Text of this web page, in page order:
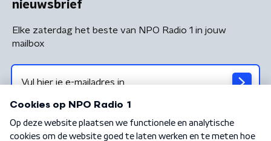
nieuwsbrief
Elke zaterdag het beste van NPO Radio 1 in jouw
mailbox